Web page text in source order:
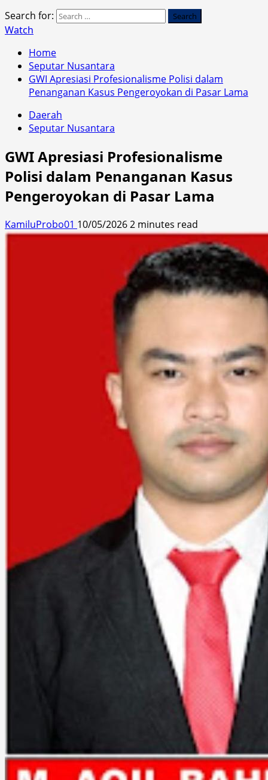
Search for:
Watch
Home
Seputar Nusantara
GWI Apresiasi Profesionalisme Polisi dalam
Penanganan Kasus Pengeroyokan di Pasar Lama
Daerah
Seputar Nusantara
GWI Apresiasi Profesionalisme
Polisi dalam Penanganan Kasus
Pengeroyokan di Pasar Lama
KamiluProbo01 10/05/20262 minutes read